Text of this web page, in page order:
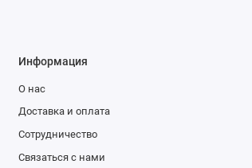
Информация
О нас
Доставка и оплата
Сотрудничество
Связаться с нами